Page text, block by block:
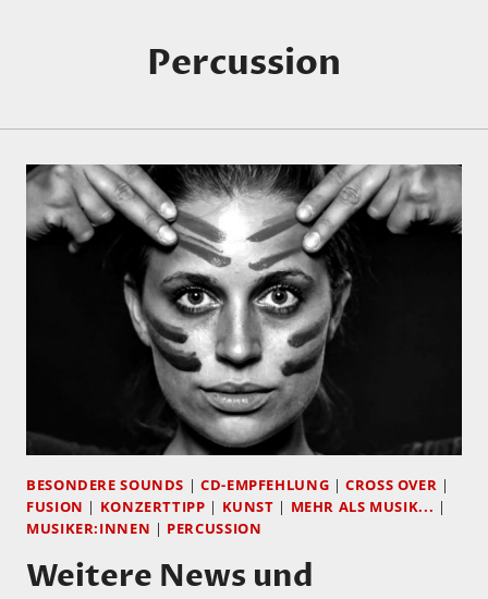
Percussion
BESONDERE SOUNDS | CD-EMPFEHLUNG |CROSS OVER |
FUSION | KONZERTTIPP | KUNST | MEHR ALS MUSIK... |
MUSIKER:INNEN | PERCUSSION
Weitere News und